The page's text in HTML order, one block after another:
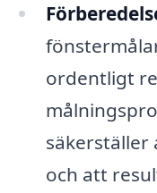
ordentligt
och att